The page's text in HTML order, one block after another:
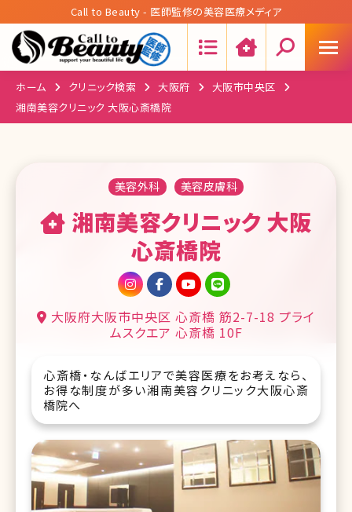
Call to Beauty - 医師監修の美容医療メディア
ホーム クリニック検索 大阪府
大阪市中央区
湘南美容クリニック 大阪心斎橋院
美容外科 美容皮膚科
湘南美容クリニック 大阪
心斎橋院
大阪府大阪市中央区 心斎橋 筋2-7-18 プライ
ムスクエア 心斎橋 10F
心斎橋・なんばエリアで美容医療をお考えなら、
お得な制度が多い湘南美容クリニック大阪心斎
橋院へ